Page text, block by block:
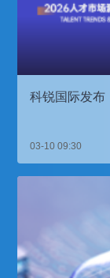
科锐国际发布
03-10 09:30